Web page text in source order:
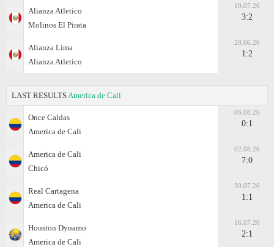
Alianza Atletico
Molinos El Pirata
10.07.26
3:2
Alianza Lima
Alianza Atletico
28.06.26
1:2
LAST RESULTS America de Cali
Once Caldas
America de Cali
06.08.26
0:1
America de Cali
Chicó
02.08.26
7:0
Real Cartagena
America de Cali
30.07.26
1:1
Houston Dynamo
America de Cali
16.07.26
2:1